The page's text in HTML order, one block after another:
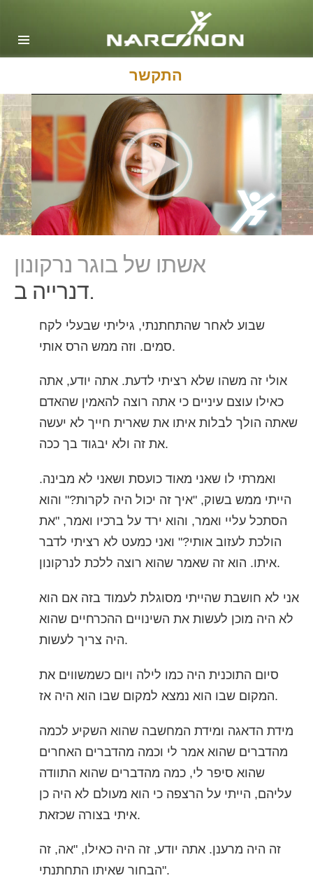
דנית
Ελληνικά (יוונית)
ספרדית, אמריקה הלטינית
צרפתית
עברית
מגיארית
איטלקית
מקדונית
הולנדית
נורווגית
פורטוגזית
שוודית
繁體中文 (סינית)
ערבית
נפאלית
אוקראינית
קרואטית
טורקית
כל האיזורים/השפות
התקשר
אשתו של בוגר נרקונון
דנרייה ב.
שבוע לאחר שהתחתנתי, גיליתי שבעלי לקח
סמים. וזה ממש הרס אותי.
אולי זה משהו שלא רציתי לדעת. אתה יודע, אתה
כאילו עוצם עיניים כי אתה רוצה להאמין שהאדם
שאתה הולך לבלות איתו את שארית חייך לא יעשה
את זה ולא יבגוד בך ככה.
ואמרתי לו שאני מאוד כועסת ושאני לא מבינה.
הייתי ממש בשוק, "איך זה יכול היה לקרות?" והוא
הסתכל עליי ואמר, והוא ירד על ברכיו ואמר, "את
הולכת לעזוב אותי?" ואני כמעט לא רציתי לדבר
איתו. הוא זה שאמר שהוא רוצה ללכת לנרקונון.
אני לא חושבת שהייתי מסוגלת לעמוד בזה אם הוא
לא היה מוכן לעשות את השינויים ההכרחיים שהוא
היה צריך לעשות.
סיום התוכנית היה כמו לילה ויום כשמשווים את
המקום שבו הוא נמצא למקום שבו הוא היה אז.
מידת הדאגה ומידת המחשבה שהוא השקיע לכמה
מהדברים שהוא אמר לי וכמה מהדברים האחרים
שהוא סיפר לי, כמה מהדברים שהוא התוודה
עליהם, הייתי על הרצפה כי הוא מעולם לא היה כן
איתי בצורה שכזאת.
זה היה מרענן. אתה יודע, זה היה כאילו, "אה, זה
הבחור שאיתו התחתנתי".